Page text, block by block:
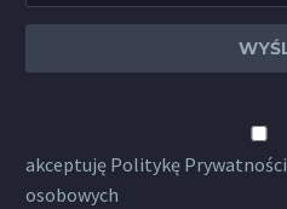
akceptuję Politykę Prywatności
osobowych